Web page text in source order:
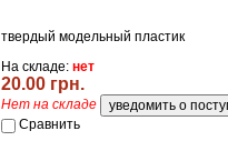
твердый модельный пластик
На складе: нет
20.00 грн.
Нет на складе
Сравнить